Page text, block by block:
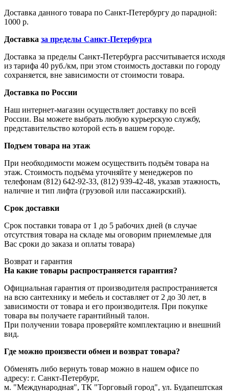
Доставка данного товара по Санкт-Петербургу до парадной:
1000 р.
Доставка за пределы Санкт-Петербурга
Доставка за пределы Санкт-Петербурга рассчитывается исходя
из тарифа 40 руб./км, при этом стоимость доставки по городу
сохраняется, вне зависимости от стоимости товара.
Доставка по России
Наш интернет-магазин осуществляет доставку по всей
России. Вы можете выбрать любую курьерскую службу,
представительство которой есть в вашем городе.
Подъем товара на этаж
При необходимости можем осуществить подъём товара на
этаж. Стоимость подъёма уточняйте у менеджеров по
телефонам (812) 642-92-33, (812) 939-42-48, указав этажность,
наличие и тип лифта (грузовой или пассажирский).
Срок доставки
Срок поставки товара от 1 до 5 рабочих дней (в случае
отсутствия товара на складе мы оговорим приемлемые для
Вас сроки до заказа и оплаты товара)
Возврат и гарантия
На какие товары распространяется гарантия?
Официальная гарантия от производителя распространияется
на всю сантехнику и мебель и составляет от 2 до 30 лет, в
зависимости от товара и его производителя. При покупке
товара вы получаете гарантийный талон.
При получении товара проверяйте комплектацию и внешний
вид.
Где можно произвести обмен и возврат товара?
Обменять либо вернуть товар можно в нашем офисе по
адресу: г. Санкт-Петербург,
м. "Международная", ТК "Торговый город", ул. Будапештская